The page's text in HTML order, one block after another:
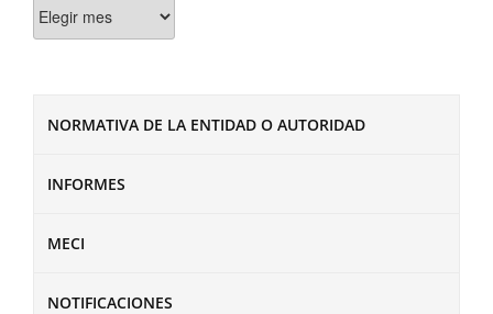
NORMATIVA DE LA ENTIDAD O AUTORIDAD
INFORMES
MECI
NOTIFICACIONES